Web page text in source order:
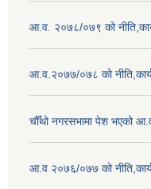
आ.व. २०७८/०७९ को
आ.व.२०७७/०७८ को
चौँथो नगरसभामा पेश भएको
आ.व २०७६/०७७ को